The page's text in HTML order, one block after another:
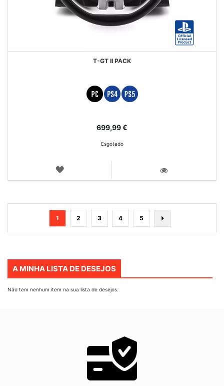
T-GT II PACK
699,99 €
Esgotado
LISTA
Página
Está
de
ler
a
1 Página
2 Página
3 Página
4 Página
5
A MINHA LISTA DE DESEJOS
Não tem nenhum item na sua lista de desejos.